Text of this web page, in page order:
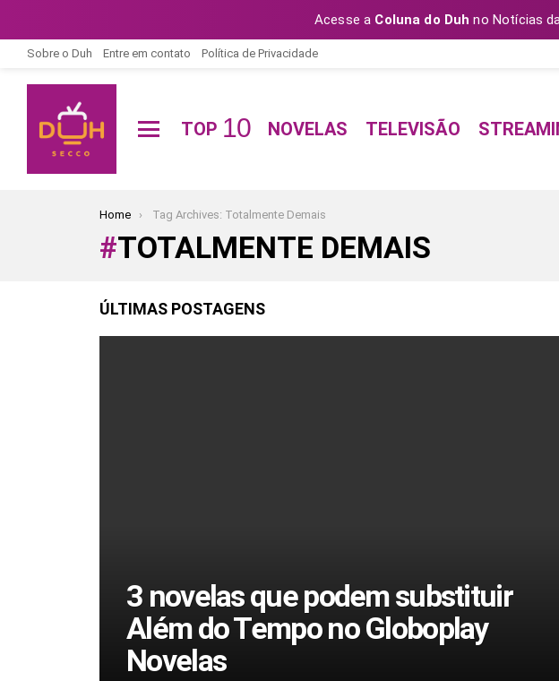
Acesse a Coluna do Duh no Notícias
Sobre o Duh Entre em contato Política de Privacidade
TOP 10 NOVELAS TELEVISÃO
You are here:
Home Tag Archives: Totalmente Demais
TOTALMENTE DEMAIS
ÚLTIMAS POSTAGENS
3 novelas que podem substituir
Além do Tempo no Globoplay
Novelas